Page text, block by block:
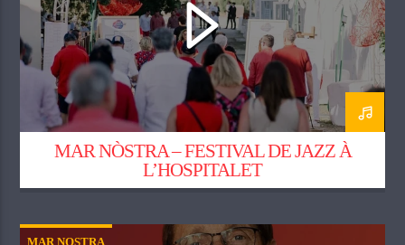
MAR NÒSTRA – FESTIVAL DE JAZZ À
L’HOSPITALET
MAR NOSTRA